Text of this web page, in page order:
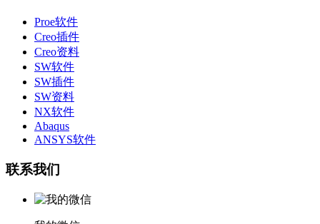
Proe软件
Creo插件
Creo资料
SW软件
SW插件
SW资料
NX软件
Abaqus
ANSYS软件
联系我们